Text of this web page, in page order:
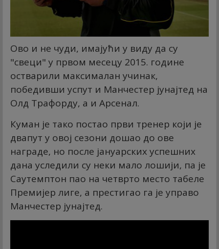
Ово и не чуди, имајући у виду да су
"свеци" у првом месецу 2015. године
остварили максималан учинак,
победивши успут и Манчестер јунајтед на
Олд Трафорду, а и Арсенал.
Куман је тако постао први тренер који је
двапут у овој сезони дошао до ове
награде, но после јануарских успешних
дана уследили су неки мало лошији, па је
Саутемптон пао на четврто место табеле
Премијер лиге, а престигао га је управо
Манчестер јунајтед.